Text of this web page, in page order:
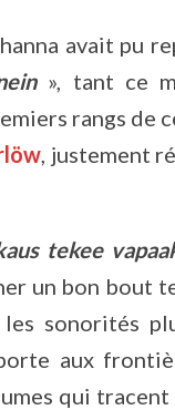
avait pu
», tant ce
rangs de
, justement
tekee
un bon bout
sonorités
aux
qui